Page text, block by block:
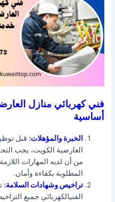
فني كهربائي منازل
أساسية
الخبرة والمؤهلات: قبل
العارضية الكويت، يجب
من أن لديه المهارات
المطلوبة بكفاءة وأمان.
تراخيص وشهادات السلامة:
الفنيالكهربائي جميع